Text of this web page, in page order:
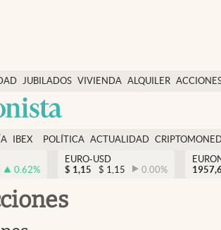
JUBILADOS VIVIENDA ALQUILER
USA
IBEX
EURO
POLÍTICA ACTUALIDAD
0.62%
EURO-USD
$ 1,15 $ 1,15 0.00%